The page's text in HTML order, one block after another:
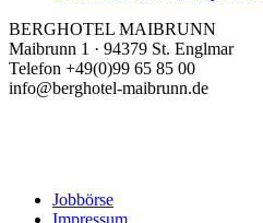
BERGHOTEL MAIBRUNN
Maibrunn 1 · 94379 St. Englmar
Telefon +49(0)99 65 85 00
info@berghotel-maibrunn.de
Jobbörse
Impressum